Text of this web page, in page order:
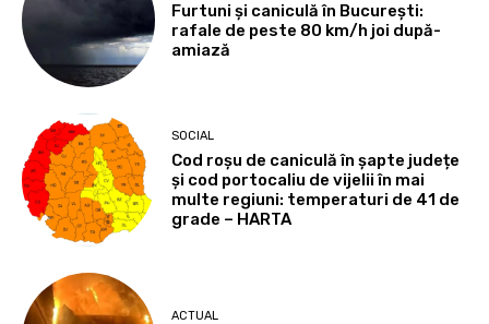
Furtuni și caniculă în București:
rafale de peste 80 km/h joi după-
amiază
SOCIAL
Cod roșu de caniculă în șapte județe
și cod portocaliu de vijelii în mai
multe regiuni: temperaturi de 41 de
grade – HARTA
ACTUAL